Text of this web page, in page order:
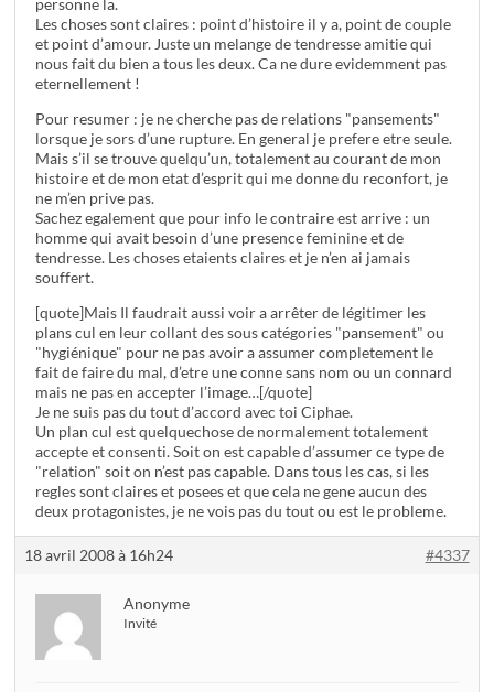
Les choses sont claires : point d’histoire il y a, point de couple
et point d’amour. Juste un melange de tendresse amitie qui
nous fait du bien a tous les deux. Ca ne dure evidemment pas
eternellement !
Pour resumer : je ne cherche pas de relations "pansements"
lorsque je sors d’une rupture. En general je prefere etre seule.
Mais s’il se trouve quelqu’un, totalement au courant de mon
histoire et de mon etat d’esprit qui me donne du reconfort, je
ne m’en prive pas.
Sachez egalement que pour info le contraire est arrive : un
homme qui avait besoin d’une presence feminine et de
tendresse. Les choses etaients claires et je n’en ai jamais
souffert.
[quote]Mais Il faudrait aussi voir a arrêter de légitimer les
plans cul en leur collant des sous catégories "pansement" ou
"hygiénique" pour ne pas avoir a assumer completement le
fait de faire du mal, d’etre une conne sans nom ou un connard
mais ne pas en accepter l’image…[/quote]
Je ne suis pas du tout d’accord avec toi Ciphae.
Un plan cul est quelquechose de normalement totalement
accepte et consenti. Soit on est capable d’assumer ce type de
"relation" soit on n’est pas capable. Dans tous les cas, si les
regles sont claires et posees et que cela ne gene aucun des
deux protagonistes, je ne vois pas du tout ou est le probleme.
18 avril 2008 à 16h24 #4337
Anonyme
Invité